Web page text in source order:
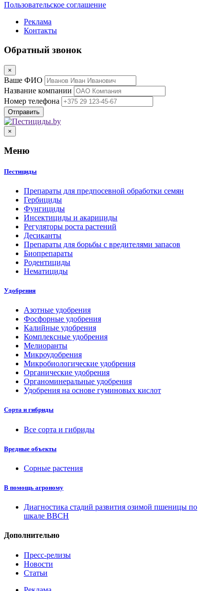
Пользовательское соглашение
Реклама
Контакты
Обратный звонок
×
Ваше ФИО
Название компании
Номер телефона
×
Меню
Пестициды
Препараты для предпосевной обработки семян
Гербициды
Фунгициды
Инсектициды и акарициды
Регуляторы роста растений
Десиканты
Препараты для борьбы с вредителями запасов
Биопрепараты
Родентициды
Нематициды
Удобрения
Азотные удобрения
Фосфорные удобрения
Калийные удобрения
Комплексные удобрения
Мелиоранты
Микроудобрения
Микробиологические удобрения
Органические удобрения
Органоминеральные удобрения
Удобрения на основе гуминовых кислот
Сорта и гибриды
Все сорта и гибриды
Вредные объекты
Сорные растения
В помощь агроному
Диагностика стадий развития озимой пшеницы по
шкале ВВСН
Дополнительно
Пресс-релизы
Новости
Статьи